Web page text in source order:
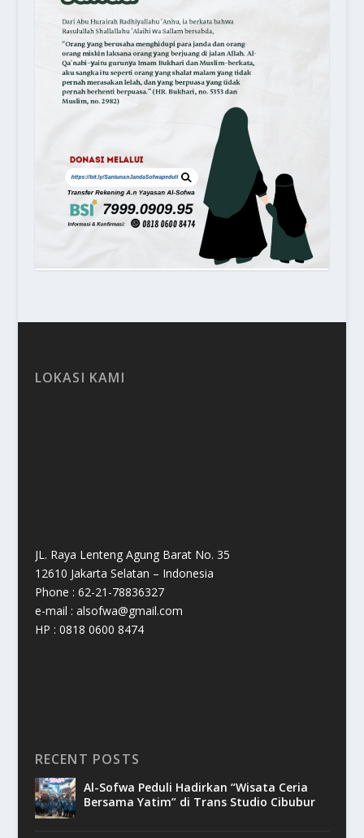
LOKASI KAMI
JL. Raya Lenteng Agung Barat No. 35
12610 Jakarta Selatan – Indonesia
Phone : 62-21-78836327
e-mail : alsofwa@gmail.com
HP : 0818 0600 8474
RECENT POSTS
Al-Sofwa Peduli Hadirkan “Wisata Ceria
Bersama Yatim” di Trans Studio Cibubur